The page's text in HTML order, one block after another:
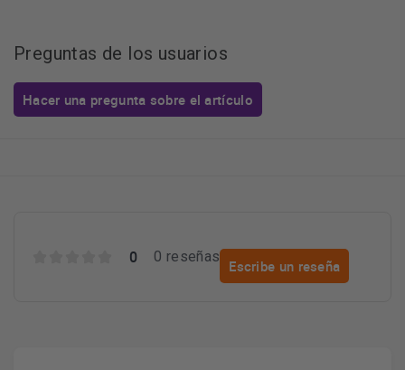
Preguntas de los usuarios
Hacer una pregunta sobre el artículo
0 0 reseñas
Escribe un reseña